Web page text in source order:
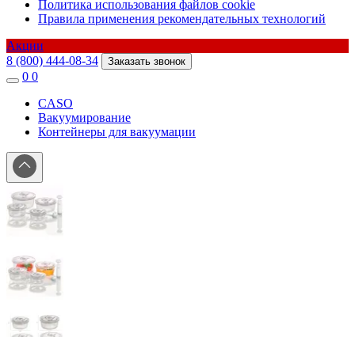
Политика использования файлов cookie
Правила применения рекомендательных технологий
Акции
8 (800) 444-08-34
Заказать звонок
0 0
CASO
Вакуумирование
Контейнеры для вакуумации